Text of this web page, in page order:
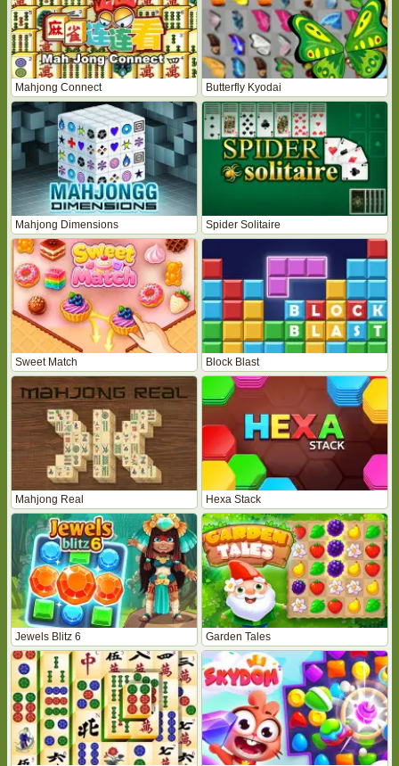
Mahjong Connect Butterfly Kyodai
Mahjong Dimensions Spider Solitaire
Sweet Match Block Blast
Mahjong Real Hexa Stack
Jewels Blitz 6 Garden Tales